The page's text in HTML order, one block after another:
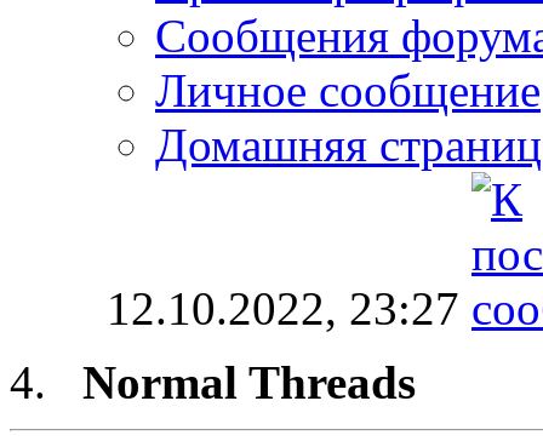
Сообщения
Личное сообщение
Домашняя
12.10.2022, 23:27
Normal Threads